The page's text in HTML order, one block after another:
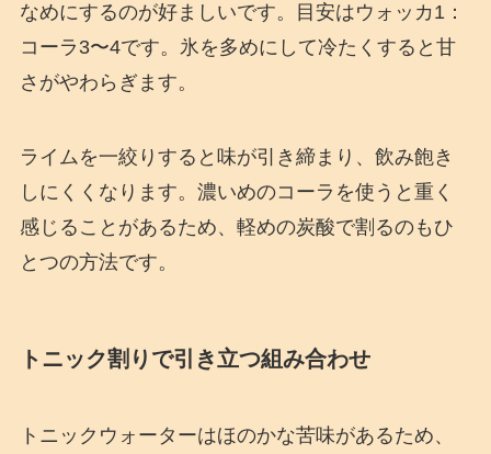
なめにするのが好ましいです。目安はウォッカ1：
コーラ3〜4です。氷を多めにして冷たくすると甘
さがやわらぎます。
ライムを一絞りすると味が引き締まり、飲み飽き
しにくくなります。濃いめのコーラを使うと重く
感じることがあるため、軽めの炭酸で割るのもひ
とつの方法です。
トニック割りで引き立つ組み合わせ
トニックウォーターはほのかな苦味があるため、